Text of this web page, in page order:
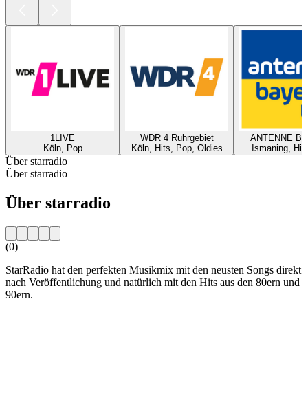
1LIVE
Köln, Pop
WDR 4 Ruhrgebiet
Köln, Hits, Pop, Oldies
ANTENNE
Ismaning,
Über starradio
Über starradio
Über starradio
(0)
StarRadio hat den perfekten Musikmix mit den neusten Songs direkt
nach Veröffentlichung und natürlich mit den Hits aus den 80ern und
90ern.